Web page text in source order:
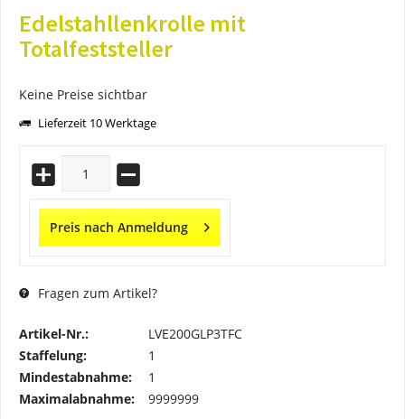
Edelstahllenkrolle mit
Totalfeststeller
Keine Preise sichtbar
Lieferzeit 10 Werktage
Preis nach Anmeldung
Fragen zum Artikel?
Artikel-Nr.:
LVE200GLP3TFC
Staffelung:
1
Mindestabnahme:
1
Maximalabnahme:
9999999